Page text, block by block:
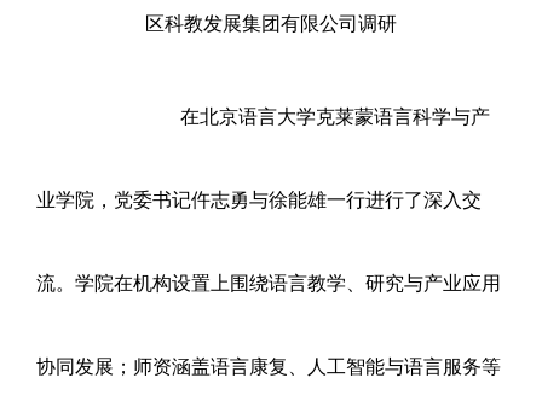
区科教发展集团有限公司调研
在北京语言大学克莱蒙语言科学与产
业学院，党委书记仵志勇与徐能雄一行进行了深入交
流。学院在机构设置上围绕语言教学、研究与产业应用
协同发展；师资涵盖语言康复、人工智能与语言服务等